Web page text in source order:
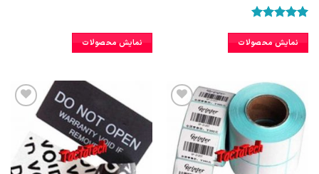
5 نمایش محصولات نمایش محصولات
افزودن
به
علاقه
مندی
ها
افزودن
علاقه
مندی
ها